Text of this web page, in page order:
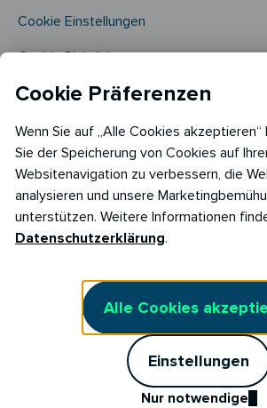
Cookie Einstellungen
Cookie Richtlinie​
Copyright © 2026
RABOT Energy DE GmbH
Hopfenmarkt 33,
Cookie Präferenzen
Wenn Sie auf „Alle Cookies
Sie der Speicherung von Cookies auf
Websitenavigation zu verbessern, die
analysieren und unsere
unterstützen. Weitere Informationen
Datenschutzerklärung.
Alle Cookies
Einstellungen
Nur notwendige